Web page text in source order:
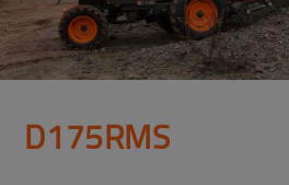
D175RMS